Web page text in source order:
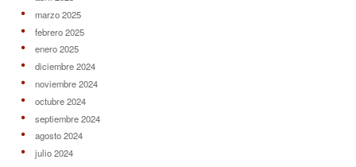
marzo 2025
febrero 2025
enero 2025
diciembre 2024
noviembre 2024
octubre 2024
septiembre 2024
agosto 2024
julio 2024